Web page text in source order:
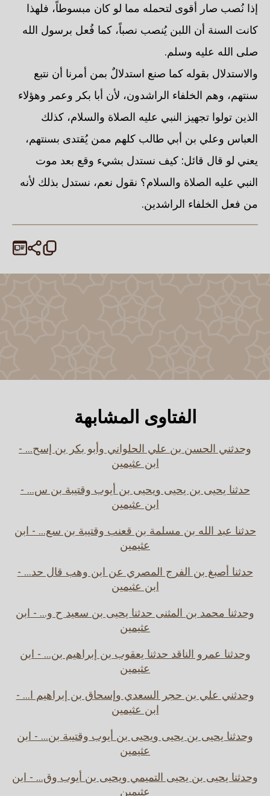
إذا نُصب صار أقوى لتحمله مما لو كان مبسوطاً، فلهذا
كانت السنة أن اللبن يُنصب نصباً، كما فُعل برسول الله
صلى الله عليه وسلم.
والاستدلال بقوله كما صنع استدلالٌ بمن أمرنا أن نتبع
سنتهم، وهم الخلفاء الراشدون، لأن أبا بكر وعمر وهؤلاء
الذين تولوا تجهيز النبي عليه الصلاة والسلام، كذلك
العباس وعلي بن أبي طالب كلهم ممن يُقتدى بسنتهم،
يعني لو قال قائل: كيف نستدل بشيء وقع بعد موت
النبي عليه الصلاة والسلام؟ نقول نعم، نستدل بذلك لأنه
من فعل الخلفاء الراشدين.
الفتاوى المشابهة
وحدثني الحسن بن علي الحلواني وأبو بكر بن إسح... -
ابن عثيمين
حدثنا يحيى بن يحيى ويحيى بن أيوب وقتيبة بن س... -
ابن عثيمين
حدثنا عبد الله بن مسلمة بن قعنب وقتيبة بن سع... - ابن
عثيمين
حدثنا أصبغ بن الفرج المصري عن ابن وهب قال حد... -
ابن عثيمين
وحدثنا محمد بن المثنى حدثنا يحيى بن سعيد ح و... - ابن
عثيمين
وحدثنا عمرو الناقد حدثنا يعقوب بن إبراهيم بن... - ابن
عثيمين
وحدثني علي بن حجر السعدي وإسحاق بن إبراهيم ا... -
ابن عثيمين
وحدثنا يحيى بن يحيى ويحيى بن أيوب وقتيبة بن... - ابن
عثيمين
وحدثنا يحيى بن يحيى التميمي ويحيى بن أيوب وق... - ابن
عثيمين